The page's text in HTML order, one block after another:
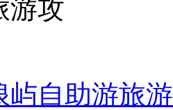
屿自助游旅